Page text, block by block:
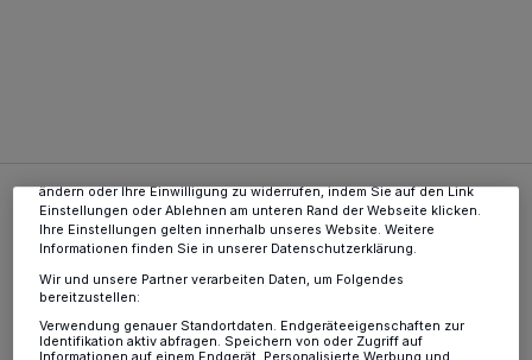
Stadtteile Hochdahl Digitalisierung erfolgreich
Corona
Digitalisierung erfolgreich
ändern oder Ihre Einwilligung zu widerrufen, indem Sie auf den Link
Einstellungen oder Ablehnen am unteren Rand der Webseite klicken.
Ihre Einstellungen gelten innerhalb unseres Website. Weitere
Informationen finden Sie in unserer Datenschutzerklärung.
Wir und unsere Partner verarbeiten Daten, um Folgendes
bereitzustellen:
Verwendung genauer Standortdaten. Endgeräteeigenschaften zur
Identifikation aktiv abfragen. Speichern von oder Zugriff auf
Informationen auf einem Endgerät. Personalisierte Werbung und